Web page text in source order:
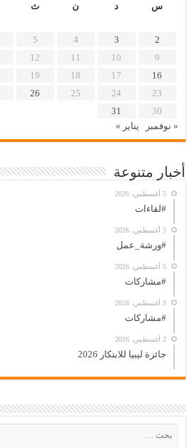
س
د ن ث
2
3
4
5
9
10
11
12
16
17
18
19
23
24
25
26
30
31
« نوفمبر
يناير »
أخبار متنوعة
5 أغسطس، 2026
#لقاءات
5 أغسطس، 2026
#ورشة_عمل
5 أغسطس، 2026
#مشاركات
5 أغسطس، 2026
#مشاركات
2 أغسطس، 2026
جائزة ليبيا للابتكار 2026